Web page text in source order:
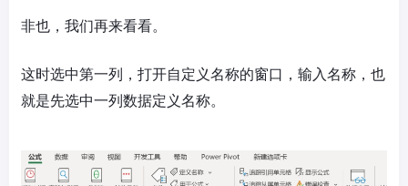
非也，我们再来看看。
这时选中第一列，打开自定义名称的窗口，输入名称，也
就是先选中一列数据定义名称。